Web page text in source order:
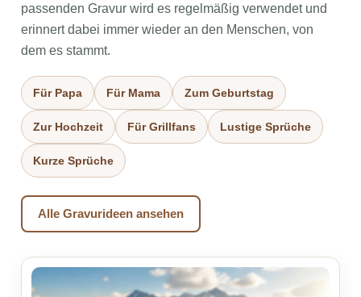
passenden Gravur wird es regelmäßig verwendet und
erinnert dabei immer wieder an den Menschen, von
dem es stammt.
Für Papa Für Mama Zum Geburtstag
Zur Hochzeit Für Grillfans Lustige Sprüche
Kurze Sprüche
Alle Gravurideen ansehen